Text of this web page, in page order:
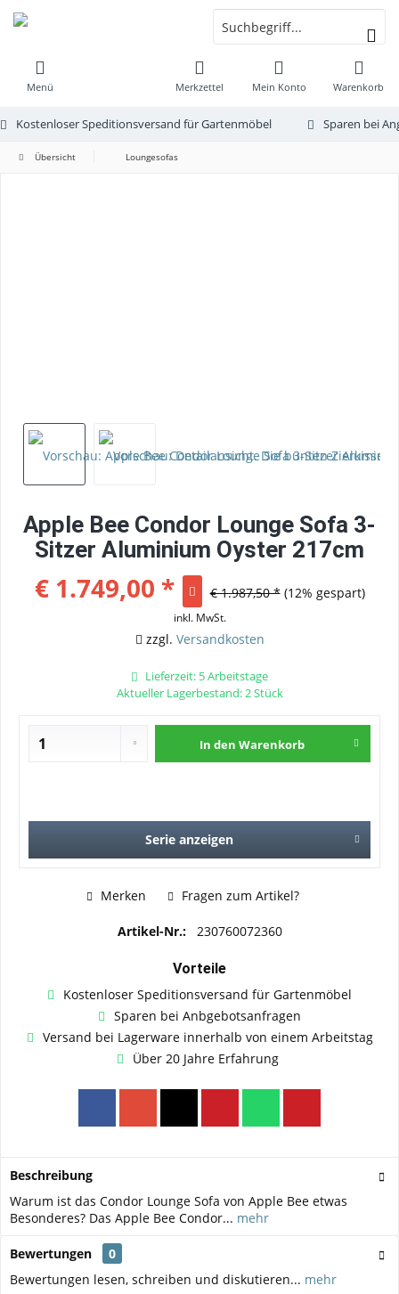
Menü Warenkorb
Merkzettel Mein Konto
Kostenloser Speditionsversand für Gartenmöbel Sparen bei
Übersicht Loungesofas
Apple Bee Condor Lounge Sofa 3-
Sitzer Aluminium Oyster 217cm
€ 1.749,00 * € 1.987,50 * (12% gespart)
inkl. MwSt.
zzgl. Versandkosten
Lieferzeit: 5 Arbeitstage
Aktueller Lagerbestand: 2 Stück
In den Warenkorb
Serie anzeigen
Merken Fragen zum Artikel?
Artikel-Nr.: 230760072360
Vorteile
Kostenloser Speditionsversand für Gartenmöbel
Sparen bei Anbgebotsanfragen
Versand bei Lagerware innerhalb von einem Arbeitstag
Über 20 Jahre Erfahrung
Beschreibung
Warum ist das Condor Lounge Sofa von Apple Bee etwas
Besonderes? Das Apple Bee Condor... mehr
Bewertungen
0
Bewertungen lesen, schreiben und diskutieren... mehr